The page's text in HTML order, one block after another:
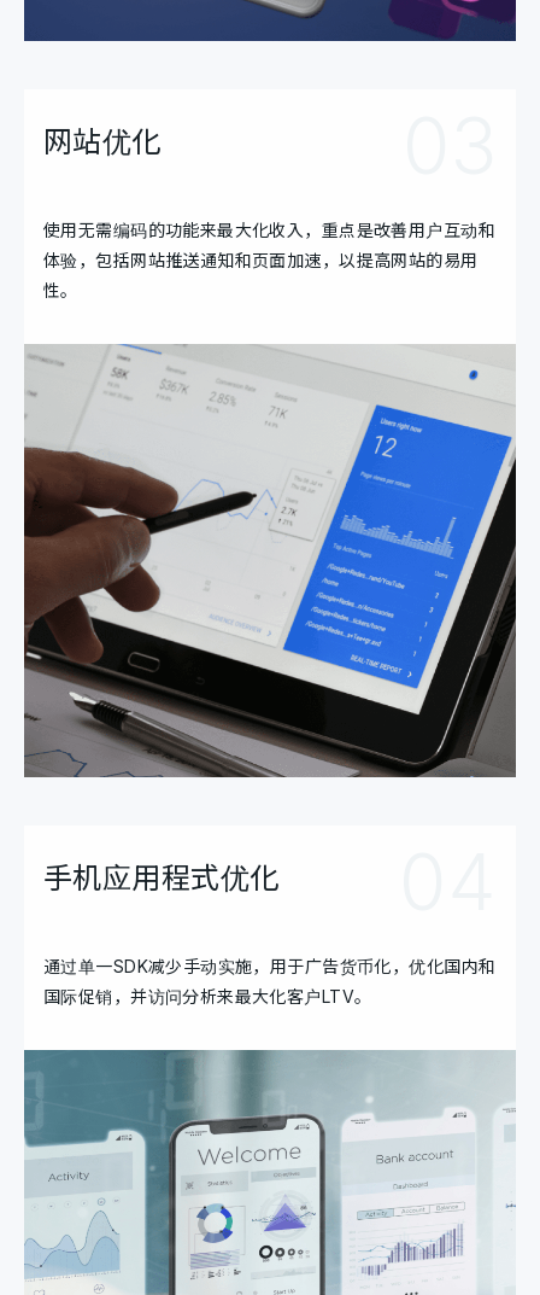
网站优化
使用无需编码的功能来最大化收入，重点是改善用户互动和
体验，包括网站推送通知和页面加速，以提高网站的易用
性。
手机应用程式优化
通过单一SDK减少手动实施，用于广告货币化，优化国内和
国际促销，并访问分析来最大化客户LTV。